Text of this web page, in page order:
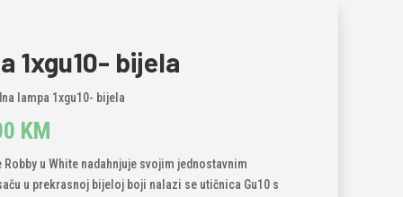
1xgu10- bijela
lampa 1xgu10- bijela
KM
is:
u White nadahnjuje svojim jednostavnim
u prekrasnoj bijeloj boji nalazi se utičnica Gu10 s